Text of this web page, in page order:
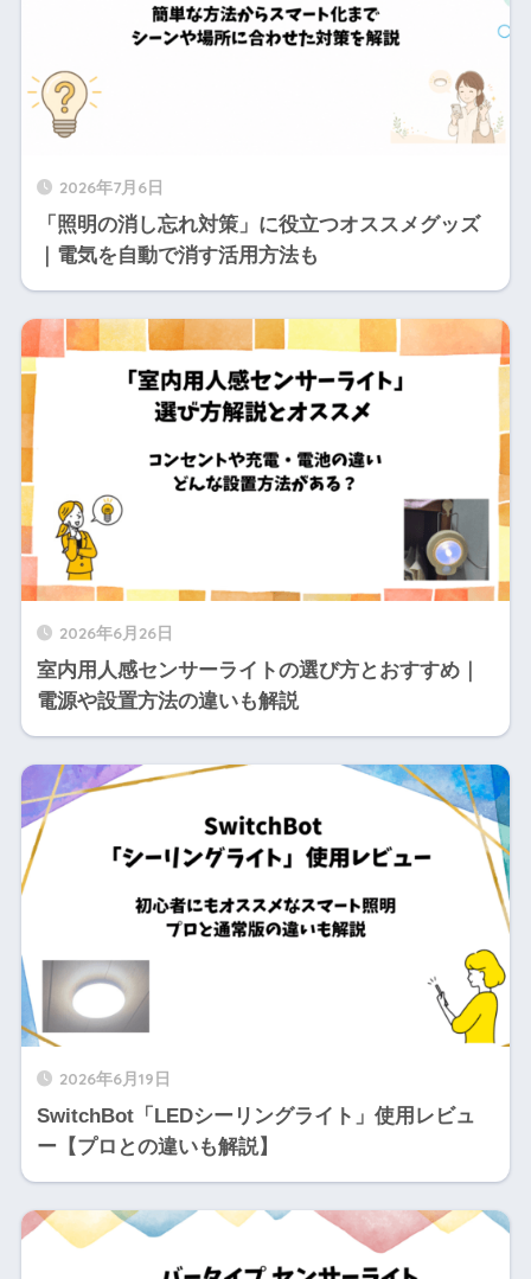
2026年7月6日
「照明の消し忘れ対策」に役立つオススメグッズ
｜電気を自動で消す活用方法も
2026年6月26日
室内用人感センサーライトの選び方とおすすめ｜
電源や設置方法の違いも解説
2026年6月19日
SwitchBot「LEDシーリングライト」使用レビュ
ー【プロとの違いも解説】